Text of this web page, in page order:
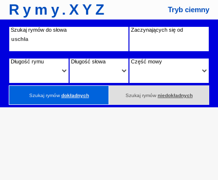
Rymy.XYZ Tryb ciemny
Szukaj rymów do słowa Zaczynających się od
Długość rymu Długość słowa Część mowy
Szukaj rymówdokładnych Szukaj rymów niedokładnych